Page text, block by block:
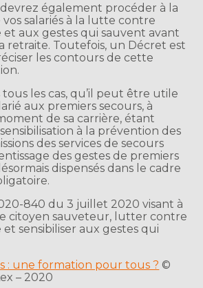
devrez également procéder à la
vos salariés à la lutte contre
et aux gestes qui sauvent avant
retraite. Toutefois, un Décret est
les contours de cette
tous les cas, qu’il peut être utile
aux premiers secours, à
de sa carrière, étant
à la prévention des
des services de secours
des gestes de premiers
dispensés dans le cadre
840 du 3 juillet 2020 visant à
citoyen sauveteur, lutter contre
et sensibiliser aux gestes qui
: une formation pour tous ? ©
– 2020